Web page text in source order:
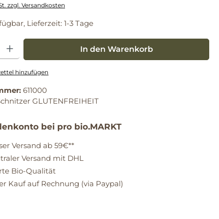
zzgl. Versandkosten
Lieferzeit: 1-3 Tage
Gib den gewünschten Wert ein oder benutze die Schaltflächen um die
In den Warenkorb
hinzufügen
611000
GLUTENFREIHEIT
bei pro bio.MARKT
Versand ab 59€**
Versand mit DHL
Bio-Qualität
Kauf auf Rechnung (via Paypal)